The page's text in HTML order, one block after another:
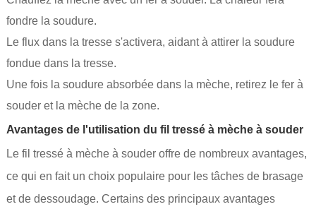
fondre la soudure.
Le flux dans la tresse s'activera, aidant à attirer la soudure
fondue dans la tresse.
Une fois la soudure absorbée dans la mèche, retirez le fer à
souder et la mèche de la zone.
Avantages de l'utilisation du fil tressé à mèche à souder
Le fil tressé à mèche à souder offre de nombreux avantages,
ce qui en fait un choix populaire pour les tâches de brasage
et de dessoudage. Certains des principaux avantages